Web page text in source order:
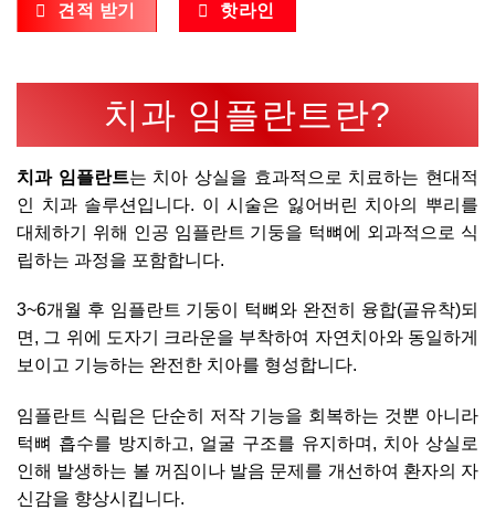
견적 받기 핫라인
치과 임플란트란?
치과 임플란트는 치아 상실을 효과적으로 치료하는 현대적
인 치과 솔루션입니다. 이 시술은 잃어버린 치아의 뿌리를
대체하기 위해 인공 임플란트 기둥을 턱뼈에 외과적으로 식
립하는 과정을 포함합니다.
3~6개월 후 임플란트 기둥이 턱뼈와 완전히 융합(골유착)되
면, 그 위에 도자기 크라운을 부착하여 자연치아와 동일하게
보이고 기능하는 완전한 치아를 형성합니다.
임플란트 식립은 단순히 저작 기능을 회복하는 것뿐 아니라
턱뼈 흡수를 방지하고, 얼굴 구조를 유지하며, 치아 상실로
인해 발생하는 볼 꺼짐이나 발음 문제를 개선하여 환자의 자
신감을 향상시킵니다.